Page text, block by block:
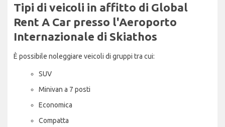
Tipi di veicoli in affitto di Global
Rent A Car presso l'Aeroporto
Internazionale di Skiathos
È possibile noleggiare veicoli di gruppi tra cui:
SUV
Minivan a 7 posti
Economica
Compatta